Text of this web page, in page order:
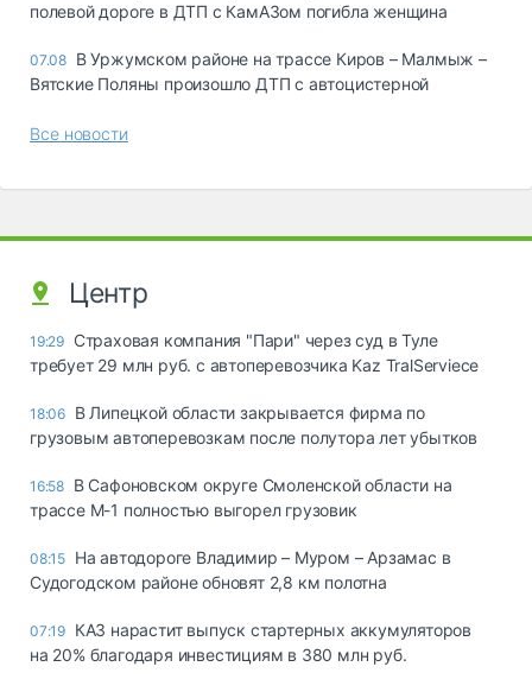
полевой дороге в ДТП с КамАЗом погибла женщина
07.08 В Уржумском районе на трассе Киров – Малмыж –
Вятские Поляны произошло ДТП с автоцистерной
Все новости
Центр
19:29 Страховая компания "Пари" через суд в Туле
требует 29 млн руб. с автоперевозчика Kaz TralServiece
18:06 В Липецкой области закрывается фирма по
грузовым автоперевозкам после полутора лет убытков
16:58 В Сафоновском округе Смоленской области на
трассе М-1 полностью выгорел грузовик
08:15 На автодороге Владимир – Муром – Арзамас в
Судогодском районе обновят 2,8 км полотна
07:19 КАЗ нарастит выпуск стартерных аккумуляторов
на 20% благодаря инвестициям в 380 млн руб.